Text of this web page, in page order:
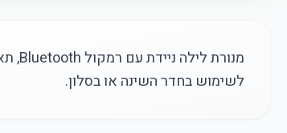
לשימוש בחדר השינה או בסלון.